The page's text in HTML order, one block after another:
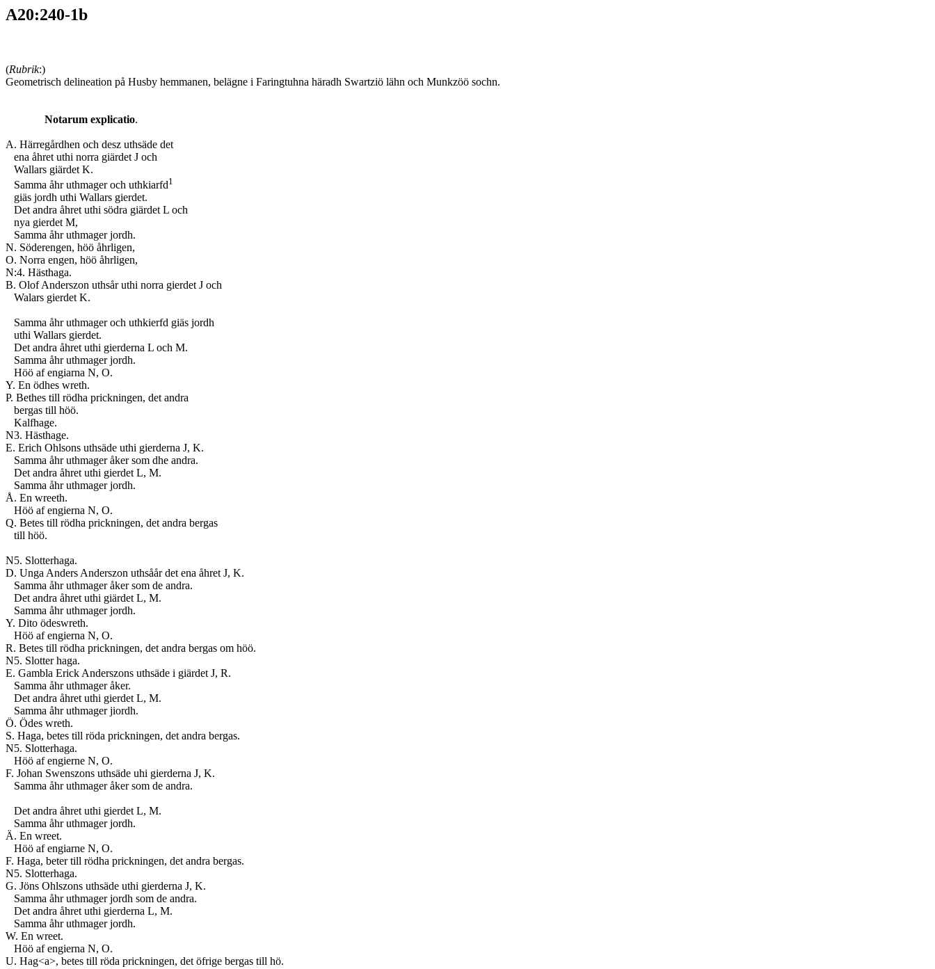
A20:240-1b
(Rubrik:)
Geometrisch delineation på Husby hemmanen, belägne i Faringtuhna häradh Swartziö lähn och Munkzöö sochn.
Notarum explicatio.
A. Härregårdhen och desz uthsäde det
ena åhret uthi norra giärdet J och
Wallars giärdet K.
Samma åhr uthmager och uthkiarfd1
giäs jordh uthi Wallars gierdet.
Det andra åhret uthi södra giärdet L och
nya gierdet M,
Samma åhr uthmager jordh.
N. Söderengen, höö åhrligen,
O. Norra engen, höö åhrligen,
N:4. Hästhaga.
B. Olof Anderszon uthsår uthi norra gierdet J och
Walars gierdet K.
Samma åhr uthmager och uthkierfd giäs jordh
uthi Wallars gierdet.
Det andra åhret uthi gierderna L och M.
Samma åhr uthmager jordh.
Höö af engiarna N, O.
Y. En ödhes wreth.
P. Bethes till rödha prickningen, det andra
bergas till höö.
Kalfhage.
N3. Hästhage.
E. Erich Ohlsons uthsäde uthi gierderna J, K.
Samma åhr uthmager åker som dhe andra.
Det andra åhret uthi gierdet L, M.
Samma åhr uthmager jordh.
Å. En wreeth.
Höö af engierna N, O.
Q. Betes till rödha prickningen, det andra bergas
till höö.
N5. Slotterhaga.
D. Unga Anders Anderszon uthsåår det ena åhret J, K.
Samma åhr uthmager åker som de andra.
Det andra åhret uthi giärdet L, M.
Samma åhr uthmager jordh.
Y. Dito ödeswreth.
Höö af engierna N, O.
R. Betes till rödha prickningen, det andra bergas om höö.
N5. Slotter haga.
E. Gambla Erick Anderszons uthsäde i giärdet J, R.
Samma åhr uthmager åker.
Det andra åhret uthi gierdet L, M.
Samma åhr uthmager jiordh.
Ö. Ödes wreth.
S. Haga, betes till röda prickningen, det andra bergas.
N5. Slotterhaga.
Höö af engierne N, O.
F. Johan Swenszons uthsäde uhi gierderna J, K.
Samma åhr uthmager åker som de andra.
Det andra åhret uthi gierdet L, M.
Samma åhr uthmager jordh.
Ä. En wreet.
Höö af engiarne N, O.
F. Haga, beter till rödha prickningen, det andra bergas.
N5. Slotterhaga.
G. Jöns Ohlszons uthsäde uthi gierderna J, K.
Samma åhr uthmager jordh som de andra.
Det andra åhret uthi gierderna L, M.
Samma åhr uthmager jordh.
W. En wreet.
Höö af engierna N, O.
U. Hag<a>, betes till röda prickningen, det öfrige bergas till hö.